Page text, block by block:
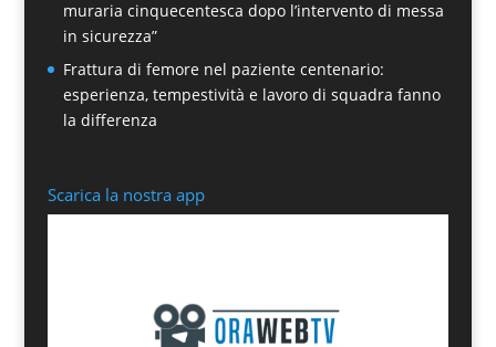
muraria cinquecentesca dopo l’intervento di messa
in sicurezza”
Frattura di femore nel paziente centenario:
esperienza, tempestività e lavoro di squadra fanno
la differenza
Scarica la nostra app